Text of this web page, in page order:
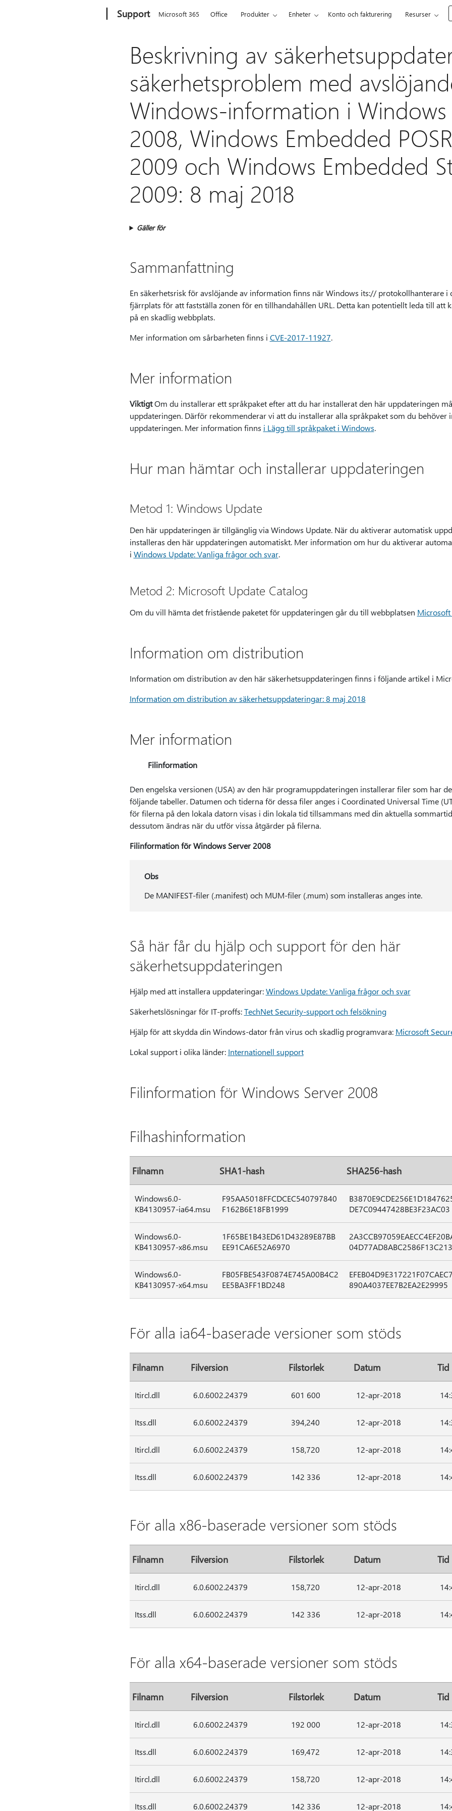
Support Microsoft 365 Office Produkter Enheter Konto och fakturering Resurser
Beskrivning av
säkerhetsproblem med
Windows-information i Windows
2008, Windows Embedded
2009 och Windows Embedded
2009: 8 maj 2018
Gäller för
Sammanfattning
En säkerhetsrisk för avslöjande av information finns när Windows its:// protokollhanterare i
fjärrplats för att fastställa zonen för en tillhandahållen URL. Detta kan potentiellt leda till att
på en skadlig webbplats.
Mer information om sårbarheten finns i CVE-2017-11927.
Mer information
ViktigtOm du installerar ett språkpaket efter att du har installerat den här uppdateringen
uppdateringen. Därför rekommenderar vi att du installerar alla språkpaket som du behöver
uppdateringen. Mer information finns i Lägg till språkpaket i Windows.
Hur man hämtar och installerar uppdateringen
Metod 1: Windows Update
Den här uppdateringen är tillgänglig via Windows Update. När du aktiverar automatisk
installeras den här uppdateringen automatiskt. Mer information om hur du aktiverar
i Windows Update: Vanliga frågor och svar.
Metod 2: Microsoft Update Catalog
Om du vill hämta det fristående paketet för uppdateringen går du till webbplatsen Microsoft
Information om distribution
Information om distribution av den här säkerhetsuppdateringen finns i följande artikel i
Information om distribution av säkerhetsuppdateringar: 8 maj 2018
Mer information
Filinformation
Den engelska versionen (USA) av den här programuppdateringen installerar filer som har
följande tabeller. Datumen och tiderna för dessa filer anges i Coordinated Universal Time
för filerna på den lokala datorn visas i din lokala tid tillsammans med din aktuella
dessutom ändras när du utför vissa åtgärder på filerna.
Filinformation för Windows Server 2008
Obs
De MANIFEST-filer (.manifest) och MUM-filer (.mum) som installeras anges inte.
Så här får du hjälp och support för den här
säkerhetsuppdateringen
Hjälp med att installera uppdateringar:Windows Update: Vanliga frågor och svar
Säkerhetslösningar för IT-proffs:TechNet Security-support och felsökning
Hjälp för att skydda din Windows-dator från virus och skadlig programvara: Microsoft
Lokal support i olika länder: Internationell support
Filinformation för Windows Server 2008
Filhashinformation
Filnamn SHA1-hash SHA256-hash
Windows6.0-
KB4130957-ia64.msu
F95AA5018FFCDCEC540797840
F162B6E18FB1999
DE7C09447428BE3F23AC03
Windows6.0-
KB4130957-x86.msu
1F65BE1B43ED61D43289E87BB
EE91CA6E52A6970
Windows6.0-
KB4130957-x64.msu
FB05FBE543F0874E745A00B4C2
EE5BA3FF1BD248
890A4037EE7B2EA2E29995
För alla ia64-baserade versioner som stöds
Filnamn Filversion Filstorlek Datum Tid
Itircl.dll 6.0.6002.24379 601 600 12-apr-2018
Itss.dll 6.0.6002.24379 394,240 12-apr-2018
Itircl.dll 6.0.6002.24379 158,720 12-apr-2018
Itss.dll 6.0.6002.24379 142 336 12-apr-2018
För alla x86-baserade versioner som stöds
Filnamn Filversion Filstorlek Datum Tid
Itircl.dll 6.0.6002.24379 158,720 12-apr-2018
Itss.dll 6.0.6002.24379 142 336 12-apr-2018
För alla x64-baserade versioner som stöds
Filnamn Filversion Filstorlek Datum Tid
Itircl.dll 6.0.6002.24379 192 000 12-apr-2018
Itss.dll 6.0.6002.24379 169,472 12-apr-2018
Itircl.dll 6.0.6002.24379 158,720 12-apr-2018
Itss.dll 6.0.6002.24379 142 336 12-apr-2018